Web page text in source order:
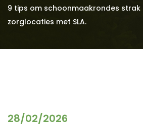
9 tips om schoonmaakrondes strak
zorglocaties met SLA.​
28/02/2026